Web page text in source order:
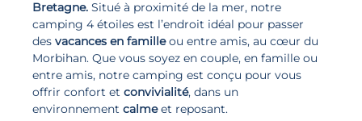
Bretagne. Situé à proximité de la mer, notre
camping 4 étoiles est l’endroit idéal pour passer
des vacances en familleou entre amis, au cœur du
Morbihan. Que vous soyez en couple, en famille ou
entre amis, notre camping est conçu pour vous
offrir confort et convivialité, dans un
environnement calmeet reposant.